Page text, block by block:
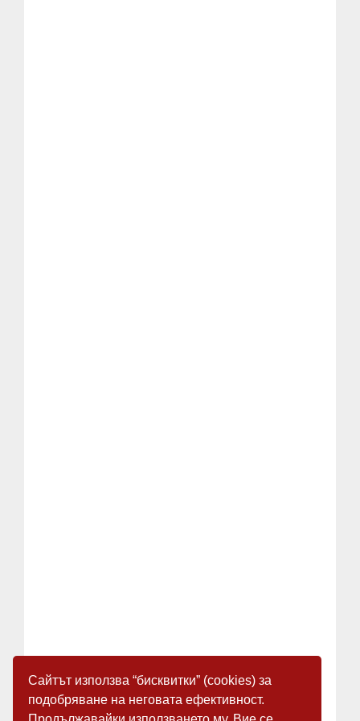
Сайтът използва “бисквитки” (cookies) за
подобряване на неговата ефективност.